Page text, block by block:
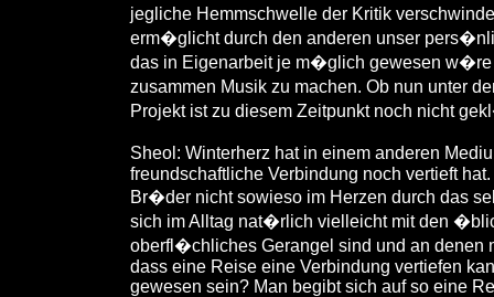
jegliche Hemmschwelle der Kritik
erm�glicht durch den anderen unser
das in Eigenarbeit je m�glich gewesen
zusammen Musik zu machen. Ob nun unter
Projekt ist zu diesem Zeitpunkt noch nicht
Sheol: Winterherz hat in einem anderen
freundschaftliche Verbindung noch vertieft
Br�der nicht sowieso im Herzen durch das
sich im Alltag nat�rlich vielleicht mit den
oberfl�chliches Gerangel sind und an denen
dass eine Reise eine Verbindung vertiefen
gewesen sein? Man begibt sich auf so eine